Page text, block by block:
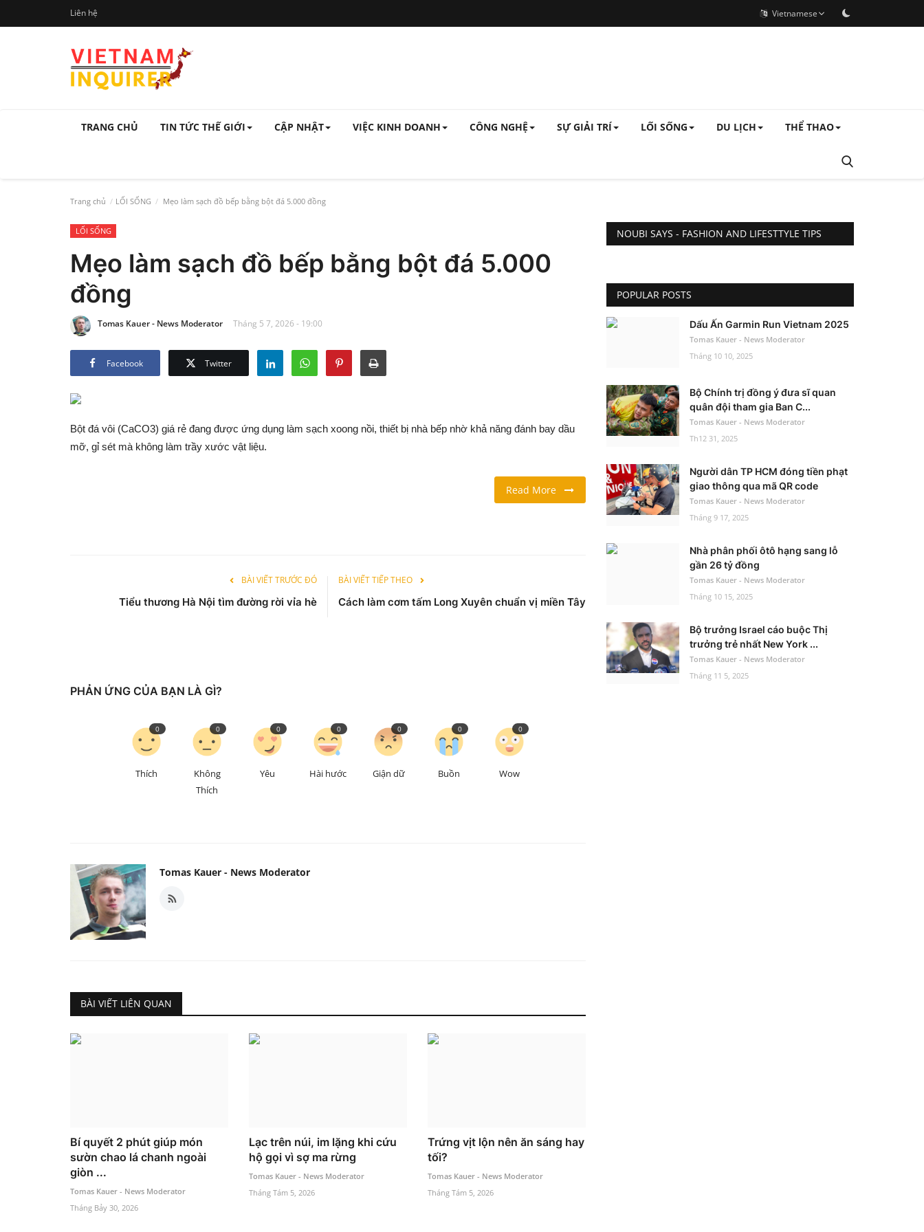
Liên hệ Vietnamese
TRANG CHỦ TIN TỨC THẾ GIỚI CẬP NHẬT VIỆC KINH DOANH CÔNG NGHỆ SỰ GIẢI TRÍ LỐI SỐNG DU LỊCH THỂ THAO
Trang chủ LỐI SỐNG Mẹo làm sạch đồ bếp bằng bột đá 5.000 đồng
LỐI SỐNG
Mẹo làm sạch đồ bếp bằng bột đá 5.000
đồng
Tomas Kauer - News Moderator Tháng 5 7, 2026 - 19:00
Facebook Twitter
Bột đá vôi (CaCO3) giá rẻ đang được ứng dụng làm sạch xoong nồi, thiết bị nhà bếp nhờ khả năng đánh bay dầu
mỡ, gỉ sét mà không làm trầy xước vật liệu.
Read More
BÀI VIẾT TRƯỚC ĐÓ
Tiểu thương Hà Nội tìm đường rời vỉa hè
BÀI VIẾT TIẾP THEO
Cách làm cơm tấm Long Xuyên chuẩn vị miền Tây
PHẢN ỨNG CỦA BẠN LÀ GÌ?
Thích
0
Không
Thích
0
Yêu
0
Hài hước
0
Giận dữ
0
Buồn
0
Wow
0
Tomas Kauer - News Moderator
BÀI VIẾT LIÊN QUAN
Bí quyết 2 phút giúp món
sườn chao lá chanh ngoài
giòn ...
Tomas Kauer - News Moderator
Tháng Bảy 30, 2026
Lạc trên núi, im lặng khi cứu
hộ gọi vì sợ ma rừng
Tomas Kauer - News Moderator
Tháng Tám 5, 2026
Trứng vịt lộn nên ăn sáng hay
tối?
Tomas Kauer - News Moderator
Tháng Tám 5, 2026
NOUBI SAYS - FASHION AND LIFESTTYLE TIPS
POPULAR POSTS
Dấu Ấn Garmin Run Vietnam 2025
Tomas Kauer - News Moderator
Tháng 10 10, 2025
Bộ Chính trị đồng ý đưa sĩ quan
quân đội tham gia Ban C...
Tomas Kauer - News Moderator
Th12 31, 2025
Người dân TP HCM đóng tiền phạt
giao thông qua mã QR code
Tomas Kauer - News Moderator
Tháng 9 17, 2025
Nhà phân phối ôtô hạng sang lỗ
gần 26 tỷ đồng
Tomas Kauer - News Moderator
Tháng 10 15, 2025
Bộ trưởng Israel cáo buộc Thị
trưởng trẻ nhất New York ...
Tomas Kauer - News Moderator
Tháng 11 5, 2025